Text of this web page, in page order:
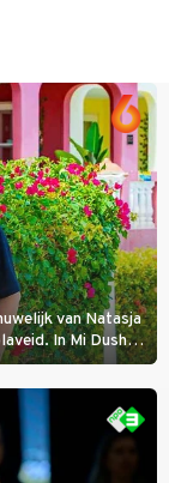
van Natasja
In Mi Dushi:
mee